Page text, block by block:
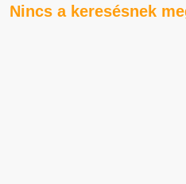
Nincs a keresésnek